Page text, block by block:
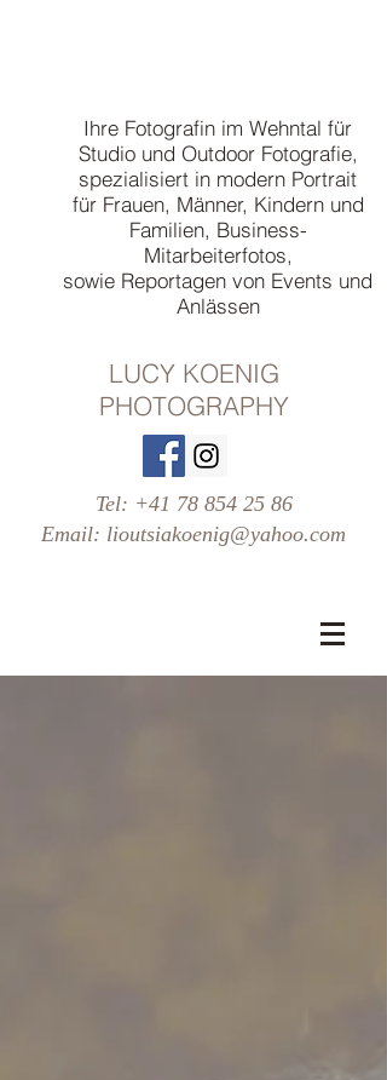
Ihre Fotografin im Wehntal für
Studio und Outdoor Fotografie,
spezialisiert in modern Portrait
für Frauen, Männer, Kindern und
Familien, Business-
Mitarbeiterfotos,
sowie Reportagen von Events und
Anlässen
LUCY KOENIG
PHOTOGRAPHY
Tel: +41 78 854 25 86
Email: lioutsiakoenig@yahoo.com